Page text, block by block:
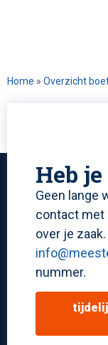
Home » Overzicht
Heb
Geen lange
contact met
over je
nummer.